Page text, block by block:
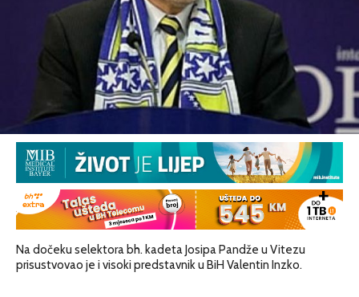
Na dočeku selektora bh. kadeta Josipa Pandže u Vitezu
prisustvovao je i visoki predstavnik u BiH Valentin Inzko.